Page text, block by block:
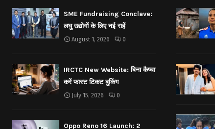
SME Fundraising Conclave:
लघु उद्योगों के लिए नई राहें
August 1, 2026 0
IRCTC New Website: बिना कैप्चा
करें फास्ट टिकट बुकिंग
July 15, 2026 0
Oppo Reno 16 Launch: 2